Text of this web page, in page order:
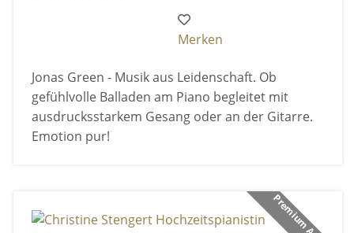
Merken
Jonas Green - Musik aus Leidenschaft. Ob
gefühlvolle Balladen am Piano begleitet mit
ausdrucksstarkem Gesang oder an der Gitarre.
Emotion pur!